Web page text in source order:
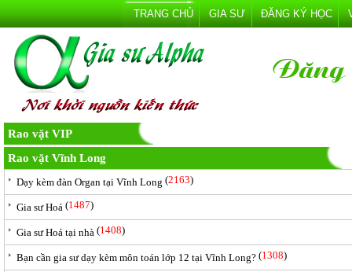
TRANG CHỦ GIA SƯ ĐĂNG KÝ HỌC
Rao vặt VIP
Rao vặt Vĩnh Long
Dạy kèm đàn Organ tại Vĩnh Long (2163)
Gia sư Hoá (1487)
Gia sư Hoá tại nhà (1408)
Bạn cần gia sư dạy kèm môn toán lớp 12 tại Vĩnh Long? (1308)